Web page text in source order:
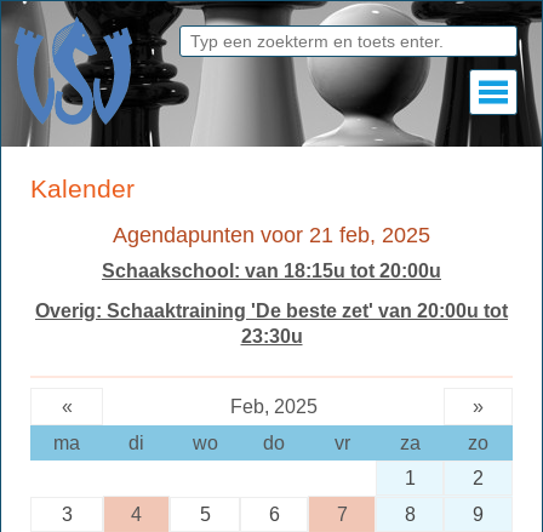
Kalender
Agendapunten voor 21 feb, 2025
Schaakschool: van 18:15u tot 20:00u
Overig: Schaaktraining 'De beste zet' van 20:00u tot
23:30u
« Feb, 2025
»
ma
di wo do vr za
zo
1
2
3
4 5 6 7 8
9